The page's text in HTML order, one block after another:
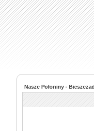
Nasze Połoniny -